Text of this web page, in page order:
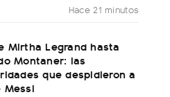
Hace 21 minutos
Mirtha Legrand hasta
Montaner: las
que despidieron a
Messi